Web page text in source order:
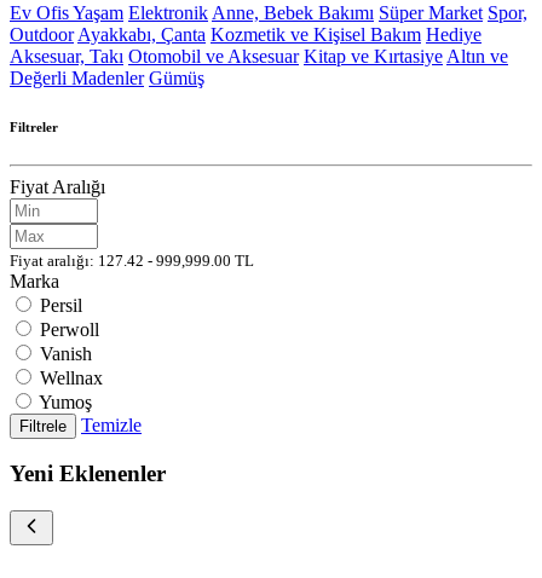
Ev Ofis Yaşam Elektronik Anne, Bebek Bakımı Süper Market Spor,
Outdoor Ayakkabı, Çanta Kozmetik ve Kişisel Bakım Hediye
Aksesuar, Takı Otomobil ve Aksesuar Kitap ve Kırtasiye Altın ve
Değerli Madenler Gümüş
Filtreler
Fiyat Aralığı
Fiyat aralığı: 127.42 - 999,999.00 TL
Marka
Persil
Perwoll
Vanish
Wellnax
Yumoş
Filtrele Temizle
Yeni Eklenenler